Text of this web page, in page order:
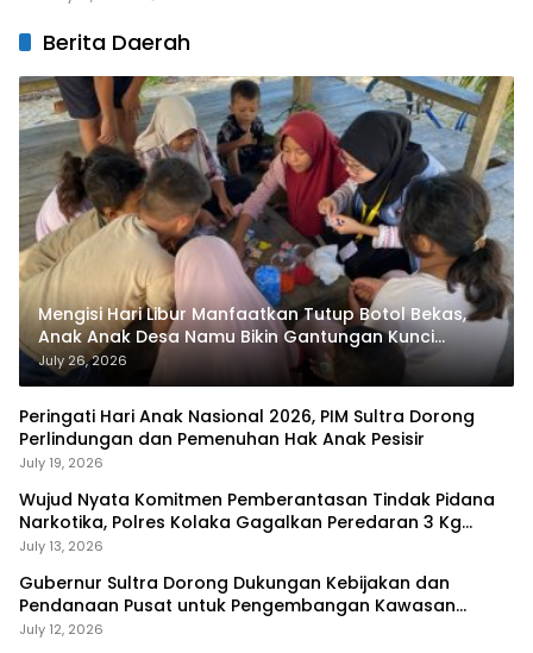
Berita Daerah
Mengisi Hari Libur Manfaatkan Tutup Botol Bekas,
Anak Anak Desa Namu Bikin Gantungan Kunci
Bernilai Ekonomi
July 26, 2026
Peringati Hari Anak Nasional 2026, PIM Sultra Dorong
Perlindungan dan Pemenuhan Hak Anak Pesisir
July 19, 2026
Wujud Nyata Komitmen Pemberantasan Tindak Pidana
Narkotika, Polres Kolaka Gagalkan Peredaran 3 Kg
Sabu-Sabu
July 13, 2026
Gubernur Sultra Dorong Dukungan Kebijakan dan
Pendanaan Pusat untuk Pengembangan Kawasan
Liangkobhori
July 12, 2026